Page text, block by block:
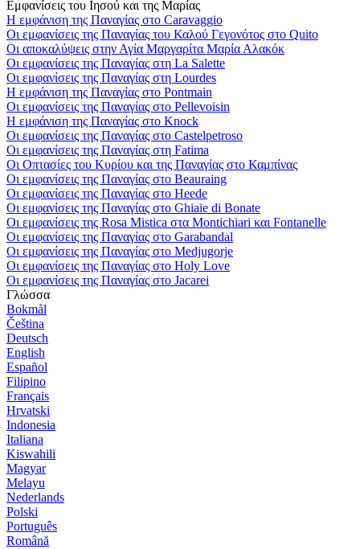
Εμφανίσεις του Ιησού και της Μαρίας
Η εμφάνιση της Παναγίας στο Caravaggio
Οι εμφανίσεις της Παναγίας του Καλού Γεγονότος στο Quito
Οι αποκαλύψεις στην Αγία Μαργαρίτα Μαρία Αλακόκ
Οι εμφανίσεις της Παναγίας στη La Salette
Οι εμφανίσεις της Παναγίας στη Lourdes
Η εμφάνιση της Παναγίας στο Pontmain
Οι εμφανίσεις της Παναγίας στο Pellevoisin
Η εμφάνιση της Παναγίας στο Knock
Οι εμφανίσεις της Παναγίας στο Castelpetroso
Οι εμφανίσεις της Παναγίας στη Fatima
Οι Οπτασίες του Κυρίου και της Παναγίας στο Καμπίνας
Οι εμφανίσεις της Παναγίας στο Beauraing
Οι εμφανίσεις της Παναγίας στο Heede
Οι εμφανίσεις της Παναγίας στο Ghiaie di Bonate
Οι εμφανίσεις της Rosa Mistica στα Montichiari και Fontanelle
Οι εμφανίσεις της Παναγίας στο Garabandal
Οι εμφανίσεις της Παναγίας στο Medjugorje
Οι εμφανίσεις της Παναγίας στο Holy Love
Οι εμφανίσεις της Παναγίας στο Jacarei
Γλώσσα
Bokmål
Čeština
Deutsch
English
Español
Filipino
Français
Hrvatski
Indonesia
Italiana
Kiswahili
Magyar
Melayu
Nederlands
Polski
Português
Română